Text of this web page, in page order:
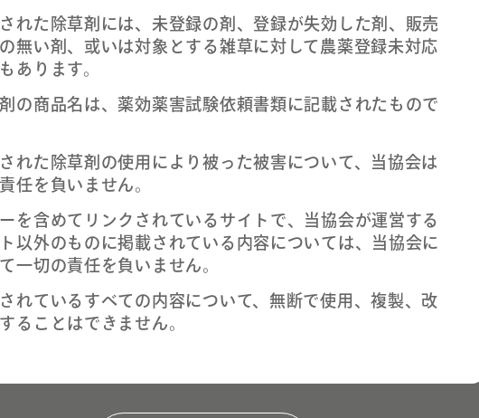
RELATED CONTROL REPORTS
関連防除レポート
れた除草剤には、未登録の剤、登録が失効した剤、販売
無い剤、或いは対象とする雑草に対して農薬登録未対応
あります。
の商品名は、薬効薬害試験依頼書類に記載されたもので
れた除草剤の使用により被った被害について、当協会は
任を負いません。
を含めてリンクされているサイトで、当協会が運営する
以外のものに掲載されている内容については、当協会に
一切の責任を負いません。
れているすべての内容について、無断で使用、複製、改
ることはできません。